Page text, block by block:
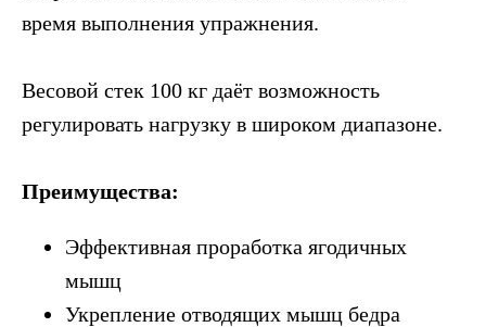
время выполнения упражнения.
Весовой стек 100 кг даёт возможность
регулировать нагрузку в широком диапазоне.
Преимущества:
Эффективная проработка ягодичных
мышц
Укрепление отводящих мышц бедра